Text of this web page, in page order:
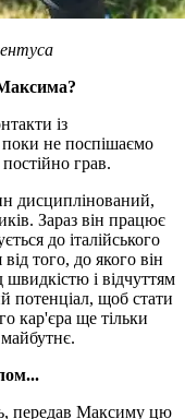
із
не поспішаємо
грав.
дисциплінований,
Зараз він працює
до італійського
того, до якого він
і відчуттям
потенціал, щоб стати
кар'єра ще тільки
передав Максиму цю